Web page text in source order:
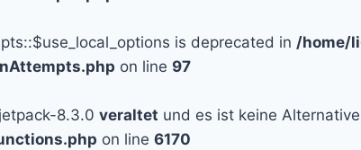
is deprecated in /home/
on line 97
8.3.0 veraltet und es ist keine
on line 6170